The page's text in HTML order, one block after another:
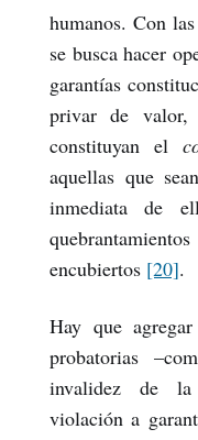
humanos. Con
se busca hacer
garantías
privar de
constituyan el
aquellas que
inmediata de
encubiertos [20].
Hay que
probatorias
invalidez de la
violación a